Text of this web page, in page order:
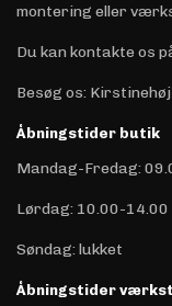
montering eller
Du kan kontakte os
Besøg os:
Åbningstider butik
Mandag-Fredag:
Lørdag: 10.00-14.00
Søndag: lukket
Åbningstider